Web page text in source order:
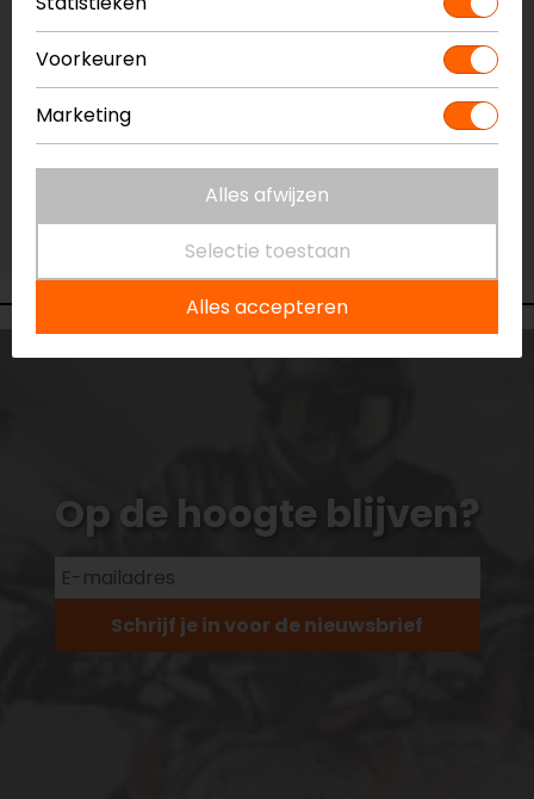
Vestiging Breda
Niet op voorraad
Niet op voorraad
Vestiging Eindhoven
Vestiging Vianen
Op de hoogte blijven?
Schrijf je in voor de nieuwsbrief
Voorkeuren
Marketing
Alles afwijzen
Selectie toestaan
Alles accepteren